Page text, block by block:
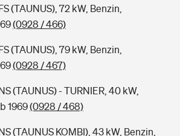
(TAUNUS), 72 kW, Benzin,
(0928 / 466)
(TAUNUS), 79 kW, Benzin,
(0928 / 467)
(TAUNUS) - TURNIER, 40 kW,
1969(0928 / 468)
(TAUNUS KOMBI), 43 kW, Benzin,